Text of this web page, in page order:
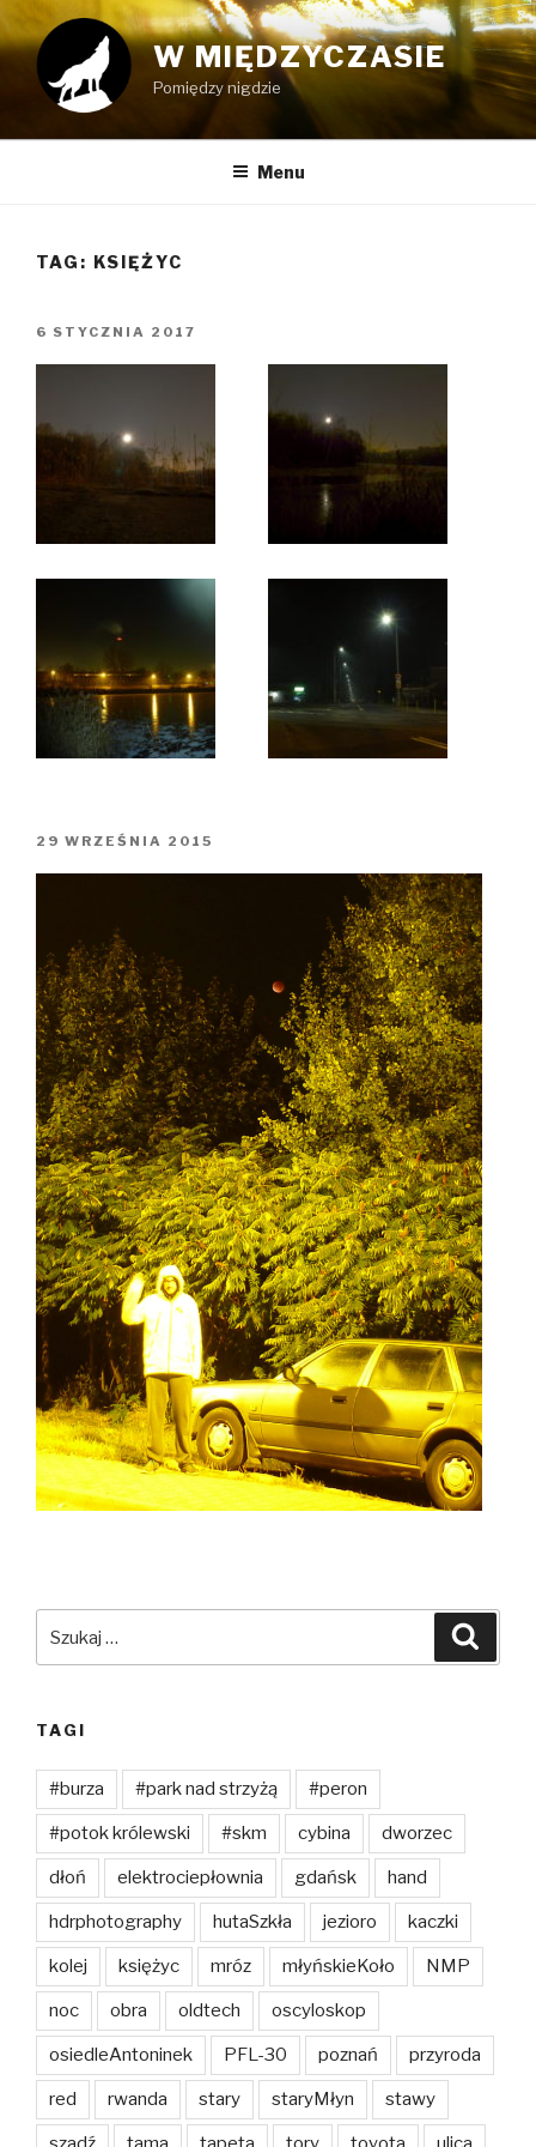
Przeskocz
do
treści
W MIĘDZYCZASIE
Pomiędzy nigdzie
Menu
TAG: KSIĘŻYC
OPUBLIKOWANE
6 STYCZNIA 2017
OPUBLIKOWANE
29 WRZEŚNIA 2015
TAGI
#burza #park nad strzyżą #peron
#potok królewski #skm cybina dworzec
dłoń elektrociepłownia gdańsk hand
hdrphotography hutaSzkła jezioro kaczki
kolej księżyc mróz młyńskieKoło NMP
noc obra oldtech oscyloskop
osiedleAntoninek PFL-30 poznań przyroda
red rwanda stary staryMłyn stawy